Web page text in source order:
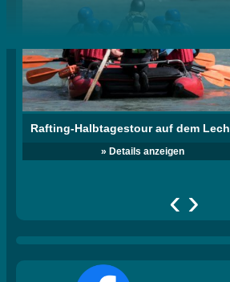
Rafting-Halbtagestour auf dem Lech
» Details anzeigen
‹ ›